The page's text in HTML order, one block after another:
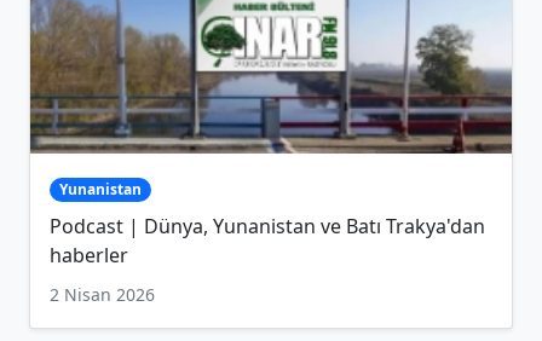
Yunanistan
Podcast | Dünya, Yunanistan ve Batı Trakya'dan
haberler
2 Nisan 2026